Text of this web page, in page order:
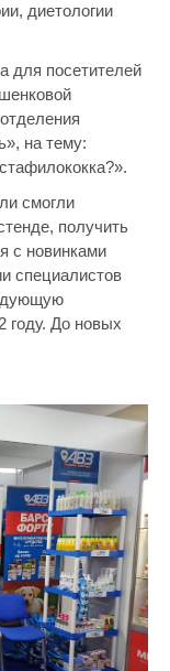
диетологии
для посетителей
на тему:
смогли
получить
с новинками
специалистов
году. До новых